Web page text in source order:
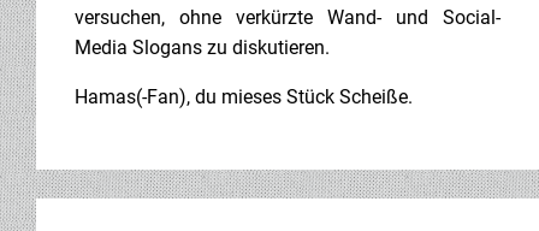
versuchen, ohne verkürzte Wand- und Social-
Media Slogans zu diskutieren.
Hamas(-Fan), du mieses Stück Scheiße.